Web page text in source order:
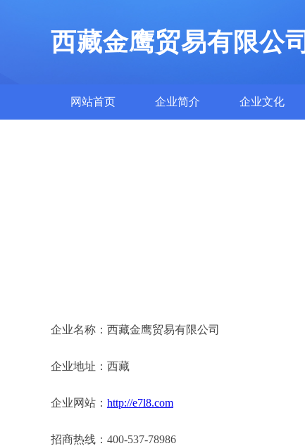
西藏金鹰贸易有限公司
网站首页 企业简介 企业文化
企业名称：西藏金鹰贸易有限公司
企业地址：西藏
企业网站： http://e7l8.com
招商热线：400-537-78986